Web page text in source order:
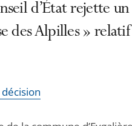
d’État rejette
des Alpilles »